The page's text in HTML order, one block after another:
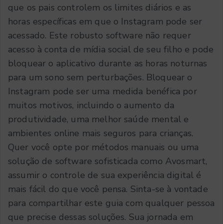
que os pais controlem os limites diários e as
horas específicas em que o Instagram pode ser
acessado. Este robusto software não requer
acesso à conta de mídia social de seu filho e pode
bloquear o aplicativo durante as horas noturnas
para um sono sem perturbações. Bloquear o
Instagram pode ser uma medida benéfica por
muitos motivos, incluindo o aumento da
produtividade, uma melhor saúde mental e
ambientes online mais seguros para crianças.
Quer você opte por métodos manuais ou uma
solução de software sofisticada como Avosmart,
assumir o controle de sua experiência digital é
mais fácil do que você pensa. Sinta-se à vontade
para compartilhar este guia com qualquer pessoa
que precise dessas soluções. Sua jornada em